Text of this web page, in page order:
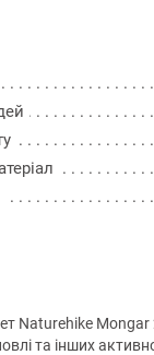
Naturehike Mongar
та інших